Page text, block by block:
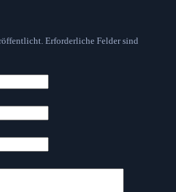
Erforderliche Felder sind